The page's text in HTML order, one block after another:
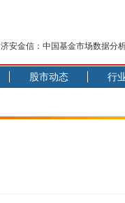
济安金信：中国基金市场数据分
【见·闻】疫情下，新加坡旅游业
记者手记：疫情下的香港零售业
【见·闻】疫情下一家香港传统
济安金信：中国基金市场数据分
【新华财经调查】同业存单、结
央行公开市场净投放300亿元 短
基本面及股市双轮冲击 债市回调
股市动态 行